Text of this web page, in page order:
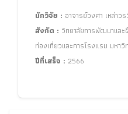
นักวิจัย : อาจารย์วงศา เหล่า
สังกัด : วิทยาลัยการพัฒนาแล
ท่องเที่ยวและการโรงแรม มหา
ปีที่เสร็จ : 2566